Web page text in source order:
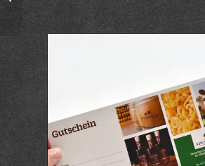
Suppennudeln